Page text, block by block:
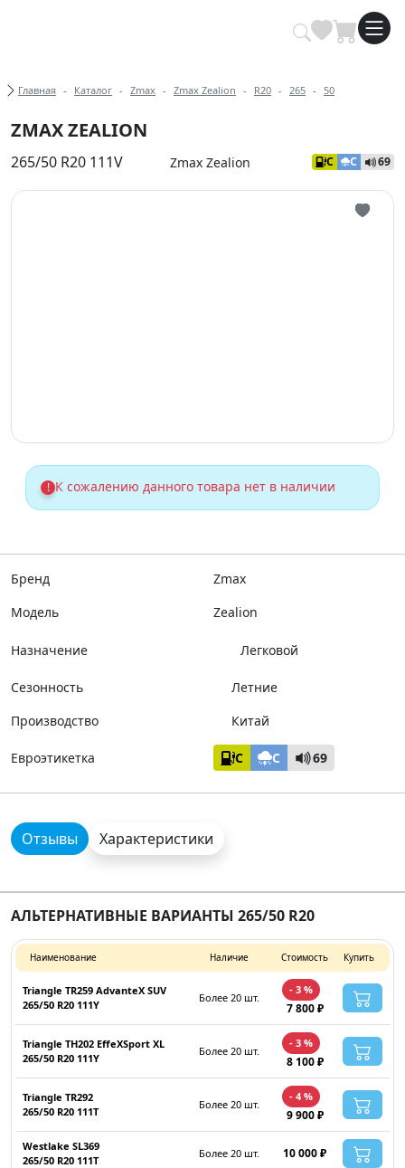
Купить автомобильные шины
Хлебные крошки
Главная Каталог Zmax Zmax Zealion R20 265 50
ZMAX ZEALION
265/50 R20 111V Zmax Zealion C C 69
! К сожалению данного товара нет в наличии
Бренд
Zmax
Модель
Zealion
Назначение Легковой
Сезонность
Летние
Производство
Китай
Евроэтикетка C C 69
Отзывы Характеристики
АЛЬТЕРНАТИВНЫЕ ВАРИАНТЫ 265/50 R20
Наименование Наличие Стоимость Купить
Triangle TR259 AdvanteX SUV
265/50 R20 111Y
Более 20 шт.
- 3 %
7 800 ₽
Triangle TH202 EffeXSport XL
265/50 R20 111Y
Более 20 шт.
- 3 %
8 100 ₽
Triangle TR292
265/50 R20 111T
Более 20 шт.
- 4 %
9 900 ₽
Westlake SL369
265/50 R20 111T
Более 20 шт. 10 000 ₽